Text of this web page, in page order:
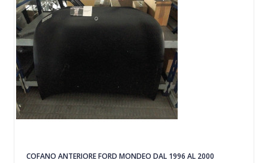
COFANO ANTERIORE FORD MONDEO DAL 1996 AL 2000